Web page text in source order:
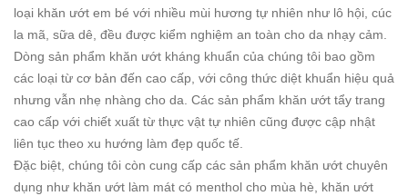
loại khăn ướt em bé với nhiều mùi hương tự nhiên như lô hội, cúc
la mã, sữa dê, đều được kiểm nghiệm an toàn cho da nhạy cảm.
Dòng sản phẩm khăn ướt kháng khuẩn của chúng tôi bao gồm
các loại từ cơ bản đến cao cấp, với công thức diệt khuẩn hiệu quả
nhưng vẫn nhẹ nhàng cho da. Các sản phẩm khăn ướt tẩy trang
cao cấp với chiết xuất từ thực vật tự nhiên cũng được cập nhật
liên tục theo xu hướng làm đẹp quốc tế.
Đặc biệt, chúng tôi còn cung cấp các sản phẩm khăn ướt chuyên
dụng như khăn ướt làm mát có menthol cho mùa hè, khăn ướt